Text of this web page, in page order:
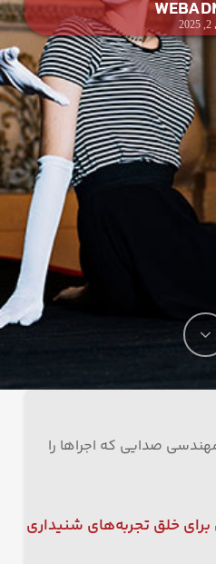
صدایی که اجراها را
خلق تجربه‌های شنیداری